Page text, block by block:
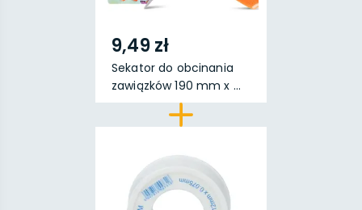
9,49 zł
Sekator do obcinania
zawiązków 190 mm x ...